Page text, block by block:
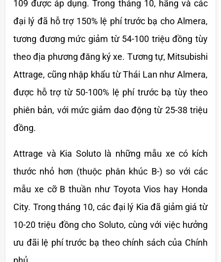
109 được áp dụng. Trong tháng 10, hãng và các
đại lý đã hỗ trợ 150% lệ phí trước bạ cho Almera,
tương đương mức giảm từ 54-100 triệu đồng tùy
theo địa phương đăng ký xe. Tương tự, Mitsubishi
Attrage, cũng nhập khẩu từ Thái Lan như Almera,
được hỗ trợ từ 50-100% lệ phí trước bạ tùy theo
phiên bản, với mức giảm dao động từ 25-38 triệu
đồng.
Attrage và Kia Soluto là những mẫu xe có kích
thước nhỏ hơn (thuộc phân khúc B-) so với các
mẫu xe cỡ B thuần như Toyota Vios hay Honda
City. Trong tháng 10, các đại lý Kia đã giảm giá từ
10-20 triệu đồng cho Soluto, cùng với việc hưởng
ưu đãi lệ phí trước bạ theo chính sách của Chính